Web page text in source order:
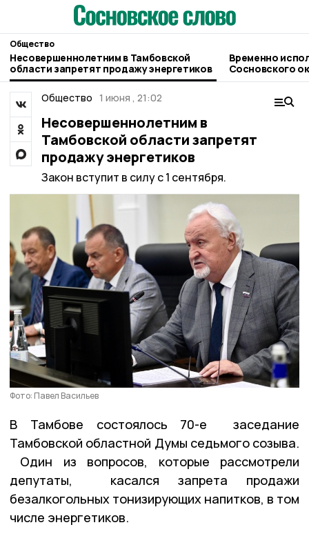
Общество
Несовершеннолетним в Тамбовской
области запретят продажу энергетиков
Временно
Сосновского округа возложили на
Сергея Попова
Общество 1 июня , 21:02
Несовершеннолетним в
Тамбовской области запретят
продажу энергетиков
Закон вступит в силу с 1 сентября.
Фото: Павел Васильев
В Тамбове состоялось 70-е заседание
Тамбовской областной Думы седьмого созыва.
Один из вопросов, которые рассмотрели
депутаты, касался запрета продажи
безалкогольных тонизирующих напитков, в том
числе энергетиков.